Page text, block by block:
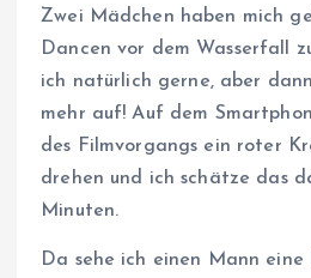
Zwei Mädchen haben mich
Dancen vor dem Wasserfall
ich natürlich gerne, aber
mehr auf! Auf dem
des Filmvorgangs ein roter
drehen und ich schätze das
Minuten.
Da sehe ich einen Mann